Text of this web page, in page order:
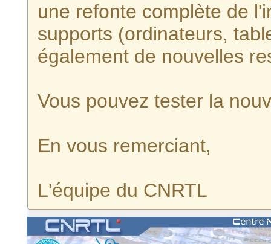
une refonte complète de
supports (ordinateurs,
également de nouvelles
Vous pouvez tester la
En vous remerciant,
L'équipe du CNRTL